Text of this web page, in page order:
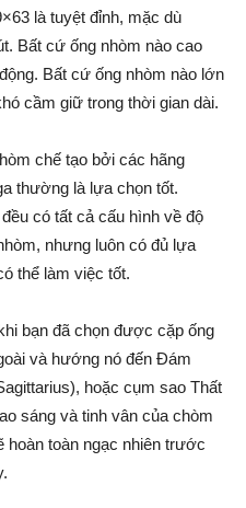
là tuyệt đỉnh, mặc dù
Bất cứ ống nhòm nào cao
Bất cứ ống nhòm nào lớn
cầm giữ trong thời gian dài.
chế tạo bởi các hãng
thường là lựa chọn tốt.
có tất cả cấu hình về độ
nhưng luôn có đủ lựa
thể làm việc tốt.
bạn đã chọn được cặp ống
và hướng nó đến Đám
hoặc cụm sao Thất
sáng và tinh vân của chòm
hoàn toàn ngạc nhiên trước